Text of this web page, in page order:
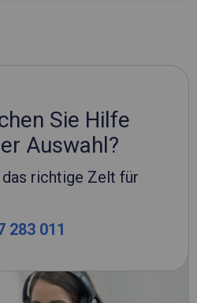
Sie Hilfe
Auswahl?
richtige Zelt für
283 011